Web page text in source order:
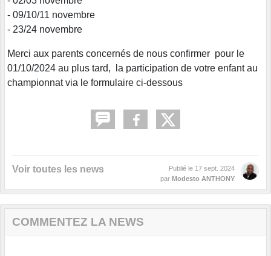
- 09/10/11 novembre
- 23/24 novembre
Merci aux parents concernés de nous confirmer pour le
01/10/2024 au plus tard, la participation de votre enfant au
championnat via le formulaire ci-dessous
Voir toutes les news Publié le 17 sept. 2024
par Modesto ANTHONY
COMMENTEZ LA NEWS